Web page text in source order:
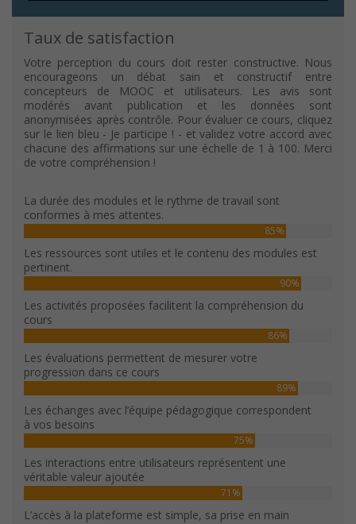
Taux de satisfaction
Votre perception du cours doit rester constructive. Nous
encourageons un débat sain et constructif entre
concepteurs de MOOC et utilisateurs. Les avis sont
modérés avant publication et les données sont
anonymisées après contrôle. Pour évaluer ce cours, cliquez
sur le lien bleu - Je participe ! - et validez votre accord avec
chacune des affirmations sur une échelle de 1 à 100. Merci
de votre compréhension !
La durée des modules et le rythme de travail sont
conformes à mes attentes.
85%
Les ressources sont utiles et le contenu des modules est
pertinent.
90%
Les activités proposées facilitent la compréhension du
cours
86%
Les évaluations permettent de mesurer votre
progression dans ce cours
89%
Les échanges avec l’équipe pédagogique correspondent
à vos besoins
75%
Les interactions entre utilisateurs représentent une
véritable valeur ajoutée
71%
L’accès à la plateforme est simple, sa prise en main